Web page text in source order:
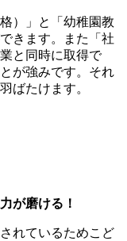
）」と「幼稚園教
きます。また「社
と同時に取得で
が強みです。それ
ばたけます。
が磨ける！
れているためこど